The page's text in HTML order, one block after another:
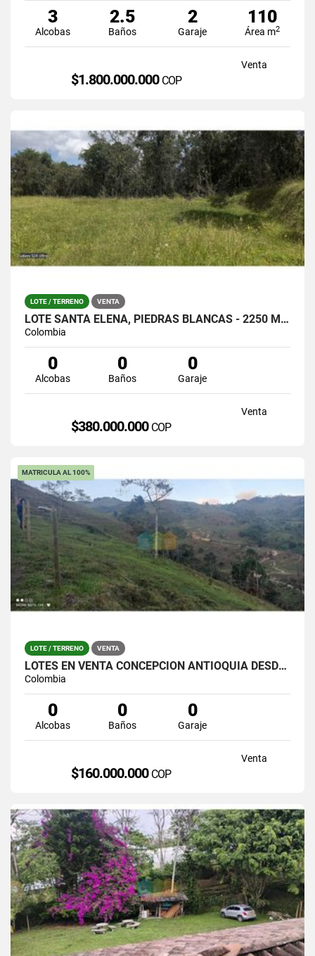
3
Alcobas
2.5
Baños
2
Garaje
110
Área m2
Venta
$1.800.000.000 COP
LOTE / TERRENO VENTA
LOTE SANTA ELENA, PIEDRAS BLANCAS - 2250 MTS / $380.000.0000
Colombia
0
Alcobas
0
Baños
0
Garaje
Venta
$380.000.000 COP
MATRICULA AL 100%
LOTE / TERRENO VENTA
LOTES EN VENTA CONCEPCIÒN ANTIOQUIA DESDE 160 MILLONES
Colombia
0
Alcobas
0
Baños
0
Garaje
Venta
$160.000.000 COP